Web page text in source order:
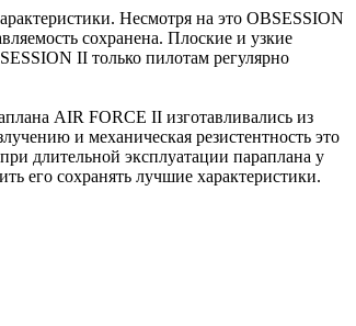
Несмотря на это OBSESSION
сохранена. Плоские и узкие
II только пилотам регулярно
AIR FORCE II изготавливались из
и механическая резистентность это
длительной эксплуатации параплана у
его сохранять лучшие характеристики.